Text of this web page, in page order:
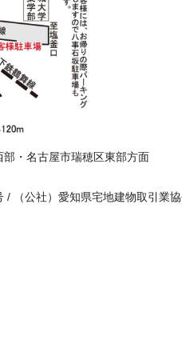
・名古屋市瑞穂区東部方面
/ （公社）愛知県宅地建物取引業